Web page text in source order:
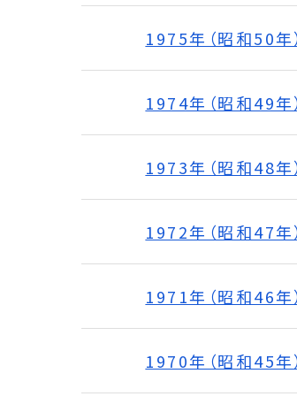
1975年（昭和50年
1974年（昭和49年
1973年（昭和48年
1972年（昭和47年
1971年（昭和46年
1970年（昭和45年